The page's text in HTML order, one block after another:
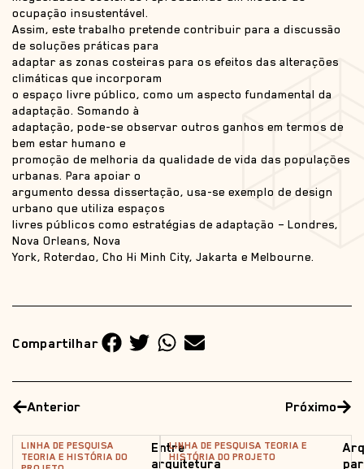
ocupação insustentável.
Assim, este trabalho pretende contribuir para a discussão
de soluções práticas para
adaptar as zonas costeiras para os efeitos das alterações
climáticas que incorporam
o espaço livre público, como um aspecto fundamental da
adaptação. Somando à
adaptação, pode-se observar outros ganhos em termos de
bem estar humano e
promoção de melhoria da qualidade de vida das populações
urbanas. Para apoiar o
argumento dessa dissertação, usa-se exemplo de design
urbano que utiliza espaços
livres públicos como estratégias de adaptação – Londres,
Nova Orleans, Nova
York, Roterdao, Cho Hi Minh City, Jakarta e Melbourne.
Compartilhar
Anterior
LINHA DE PESQUISA
TEORIA E HISTÓRIA DO
Entre
arquitetura
Próximo
LINHA DE PESQUISA TEORIA E
HISTÓRIA DO PROJETO